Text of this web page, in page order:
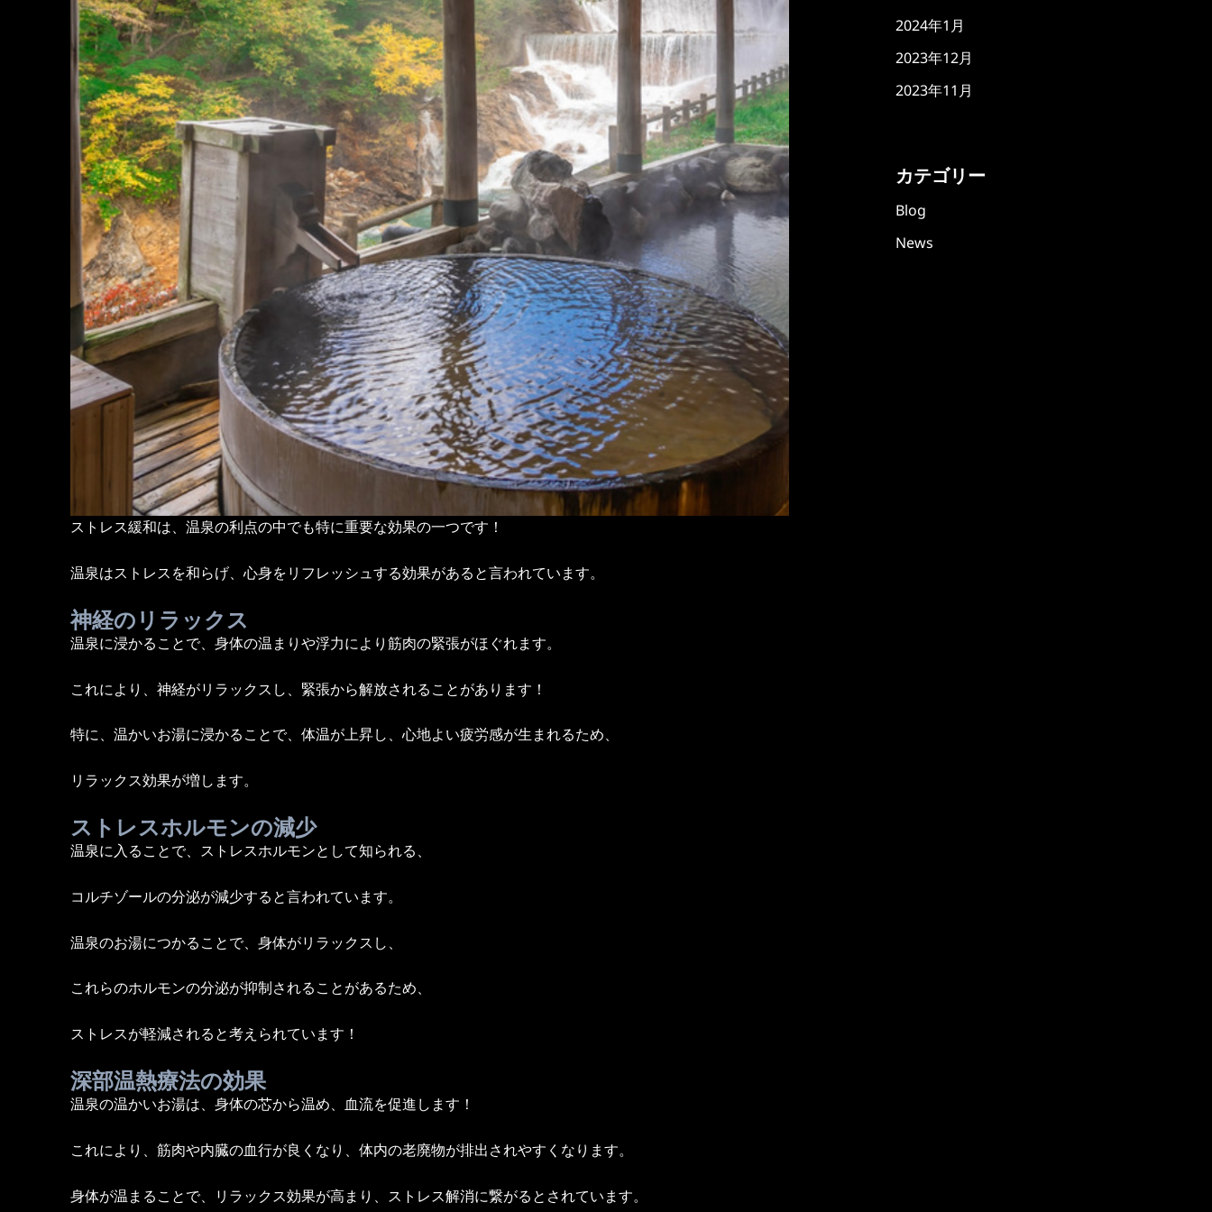
ストレス緩和は、温泉の利点の中でも特に重要な効果の一つです！
温泉はストレスを和らげ、心身をリフレッシュする効果があると言われています。
神経のリラックス
温泉に浸かることで、身体の温まりや浮力により筋肉の緊張がほぐれます。
これにより、神経がリラックスし、緊張から解放されることがあります！
特に、温かいお湯に浸かることで、体温が上昇し、心地よい疲労感が生まれるため、
リラックス効果が増します。
ストレスホルモンの減少
温泉に入ることで、ストレスホルモンとして知られる、
コルチゾールの分泌が減少すると言われています。
温泉のお湯につかることで、身体がリラックスし、
これらのホルモンの分泌が抑制されることがあるため、
ストレスが軽減されると考えられています！
深部温熱療法の効果
温泉の温かいお湯は、身体の芯から温め、血流を促進します！
これにより、筋肉や内臓の血行が良くなり、体内の老廃物が排出されやすくなります。
身体が温まることで、リラックス効果が高まり、ストレス解消に繋がるとされています。
2024年1月
2023年12月
2023年11月
カテゴリー
Blog
News